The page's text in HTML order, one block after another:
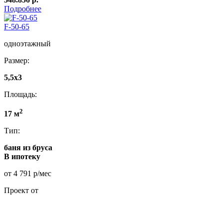
Подробнее
F-50-65
одноэтажный
Размер:
5,5x3
Площадь:
17 м2
Тип:
баня из бруса
В ипотеку
от 4 791 р/мес
Проект от